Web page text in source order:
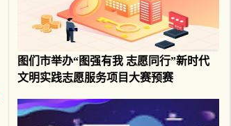
图们市举办“图强有我 志愿同行”新时代
文明实践志愿服务项目大赛预赛